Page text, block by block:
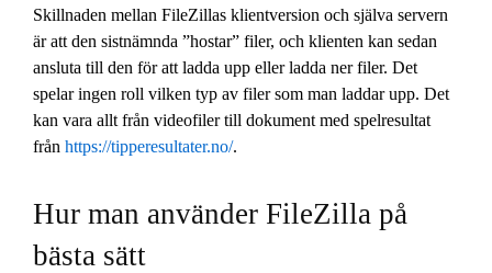
Skillnaden mellan FileZillas klientversion och själva servern
är att den sistnämnda ”hostar” filer, och klienten kan sedan
ansluta till den för att ladda upp eller ladda ner filer. Det
spelar ingen roll vilken typ av filer som man laddar upp. Det
kan vara allt från videofiler till dokument med spelresultat
från https://tipperesultater.no/.
Hur man använder FileZilla på
bästa sätt